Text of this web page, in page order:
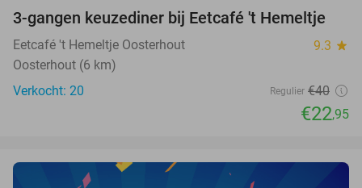
43%
3-gangen keuzediner bij Eetcafé 't Hemeltje
Eetcafé 't Hemeltje Oosterhout 9.3 star
Oosterhout (6 km)
Verkocht: 20
Regulier €40
€22,95